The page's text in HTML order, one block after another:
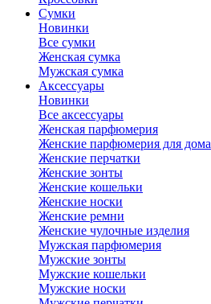
Сумки
Новинки
Все сумки
Женская сумка
Мужская сумка
Аксессуары
Новинки
Все аксессуары
Женская парфюмерия
Женские парфюмерия для дома
Женские перчатки
Женские зонты
Женские кошельки
Женские носки
Женские ремни
Женские чулочные изделия
Мужская парфюмерия
Мужские зонты
Мужские кошельки
Мужские носки